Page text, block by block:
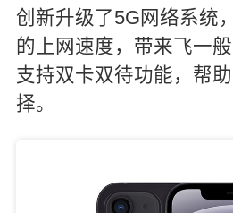
创新升级了5G网络系统
的上网速度，带来飞一
支持双卡双待功能，帮
择。